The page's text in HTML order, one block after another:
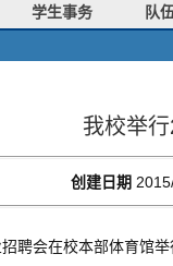
学生事务 队
我校举
创建日期
聘会在校本部体育馆